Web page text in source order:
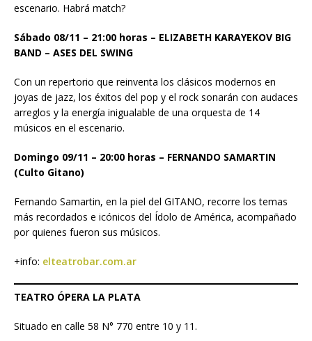
escenario. Habrá match?
Sábado 08/11 – 21:00 horas – ELIZABETH KARAYEKOV BIG
BAND – ASES DEL SWING
Con un repertorio que reinventa los clásicos modernos en
joyas de jazz, los éxitos del pop y el rock sonarán con audaces
arreglos y la energía inigualable de una orquesta de 14
músicos en el escenario.
Domingo 09/11 – 20:00 horas – FERNANDO SAMARTIN
(Culto Gitano)
Fernando Samartin, en la piel del GITANO, recorre los temas
más recordados e icónicos del Ídolo de América, acompañado
por quienes fueron sus músicos.
+info: elteatrobar.com.ar
TEATRO ÓPERA LA PLATA
Situado en calle 58 N° 770 entre 10 y 11.